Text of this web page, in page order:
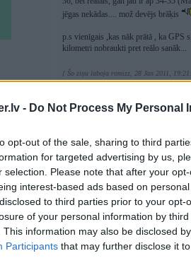
- Do Not Process My Personal
opt-out of the sale, sharing to third
for targeted advertising by us,
selection. Please note that after your
interest-based ads based on
to third parties prior to your
of your personal information by
This information may also be disclosed
Participants that may further disclose it
jēgas nekādas.... mož devējs brāķis
p.s vienīgais ,kas nāk prātā , ka GPS
kilometri nobraukti pret reālo sanāk...
[ Šo ziņu laboja romizz, 28 Jan 2011,
28 Jan 2011, 19:18:44 romizz
Kādā ziņā neizdevies?
Tā EGR sistēma sucks
P.S Man 4 mašīnas ir aprīkotas ar